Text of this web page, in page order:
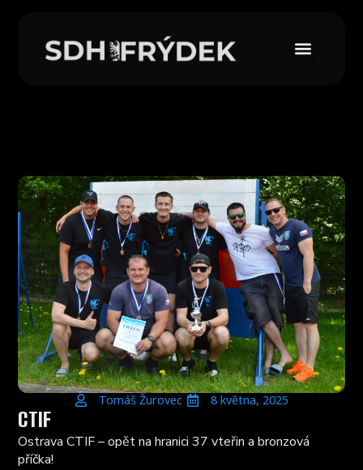
Tomáš Žurovec 8 května, 2025
CTIF
Ostrava CTIF – opět na hranici 37 vteřin a bronzová
příčka!